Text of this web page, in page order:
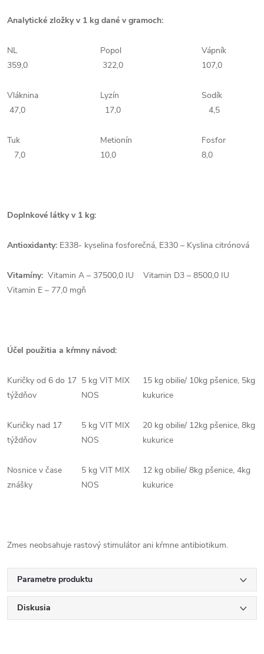
Analytické zložky v 1 kg dané v gramoch:
NL
359,0
Popol
322,0
107,0
Vláknina
47,0
Lyzín
17,0
4,5
Tuk
7,0
Metionín
10,0
8,0
Doplnkové látky v 1 kg:
Antioxidanty: E338- kyselina fosforečná, E330 – Kyslina citrónová
Vitamíny: Vitamin A – 37500,0 IU Vitamin D3 – 8500,0 IU
Vitamin E – 77,0 mgň
Účel použitia a kŕmny návod:
Kuričky od 6 do 17
týždňov
5 kg VIT MIX
NOS
15 kg obilie/ 10kg pšenice, 5kg
kukurice
Kuričky nad 17
týždňov
5 kg VIT MIX
NOS
20 kg obilie/ 12kg pšenice, 8kg
kukurice
Nosnice v čase
znášky
5 kg VIT MIX
NOS
12 kg obilie/ 8kg pšenice, 4kg
kukurice
Zmes neobsahuje rastový stimulátor ani kŕmne antibiotikum.
Parametre produktu
Diskusia